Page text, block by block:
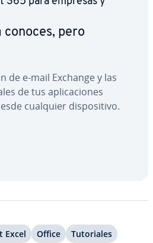
conoces, pero
de e-mail Exchange y las
de tus apli­ca­cio­nes
cualquier di­s­po­si­ti­vo.
Excel Office Tu­to­ria­les